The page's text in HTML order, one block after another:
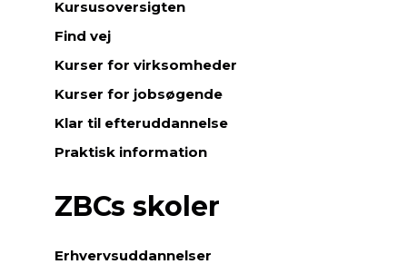
r
n
d
n
f
u
n
Kursusoversigten
Find vej
Kurser for virksomheder
Kurser for jobsøgende
Klar til efteruddannelse
Praktisk information
ZBCs skoler
Erhvervsuddannelser